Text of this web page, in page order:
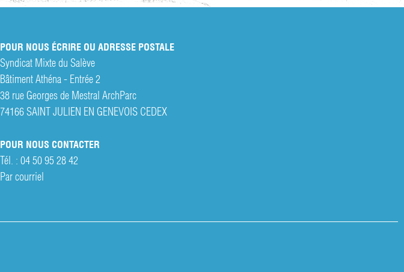
POUR NOUS ÉCRIRE OU ADRESSE POSTALE
Syndicat Mixte du Salève
Bâtiment Athéna - Entrée 2
38 rue Georges de Mestral ArchParc
74166 SAINT JULIEN EN GENEVOIS CEDEX
POUR NOUS CONTACTER
Tél. : 04 50 95 28 42
Par courriel